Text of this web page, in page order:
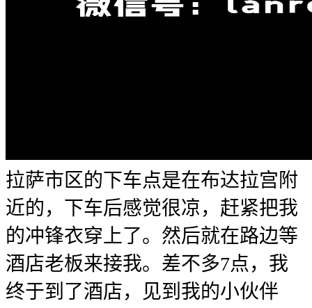
拉萨市区的下车点是在布达拉宫附
近的，下车后感觉很凉，赶紧把我
的冲锋衣穿上了。然后就在路边等
酒店老板来接我。差不多7点，我
终于到了酒店，见到我的小伙伴